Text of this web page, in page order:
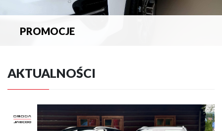
PROMOCJE
AKTUALNOŚCI